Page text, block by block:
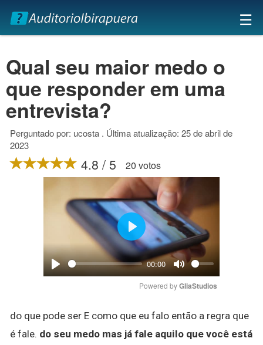
×
☰
Qual seu maior medo o
que responder em uma
entrevista?
Perguntado por: ucosta . Última atualização: 25 de abril de
2023
4.8 / 5 20 votos
Play
00:00
Mute
Play
Powered by GliaStudios
do que pode ser E como que eu falo então a regra que
é fale. do seu medo mas já fale aquilo que você está